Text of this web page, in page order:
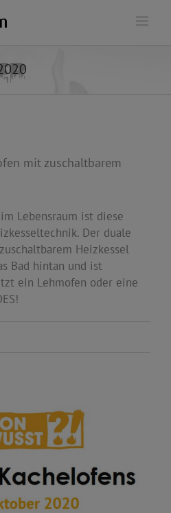
mit zuschaltbarem
Lebensraum ist diese
Der duale
Heizkessel
Bad hintan und ist
ein Lehmofen oder eine